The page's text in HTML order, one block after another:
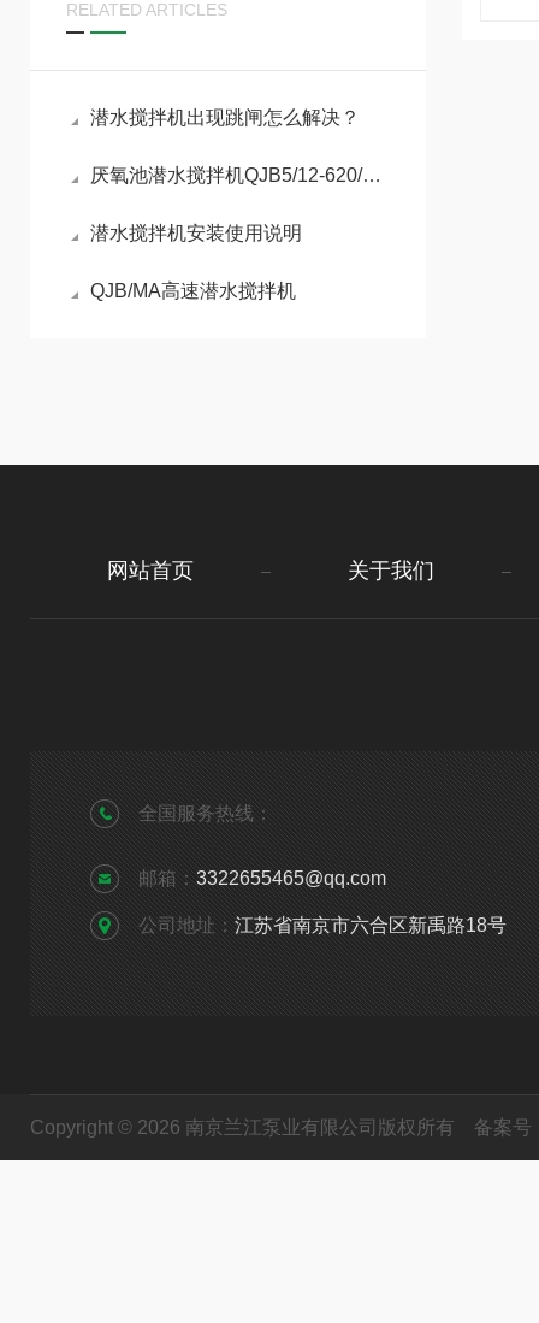
RELATED ARTICLES
潜水搅拌机出现跳闸怎么解决？
厌氧池潜水搅拌机QJB5/12-620/3-480优质
潜水搅拌机安装使用说明
QJB/MA高速潜水搅拌机
网站首页 关于我们
全国服务热线：
邮箱： 3322655465@qq.com
公司地址： 江苏省南京市六合区新禹路18号
Copyright © 2026 南京兰江泵业有限公司版权所有 备案号